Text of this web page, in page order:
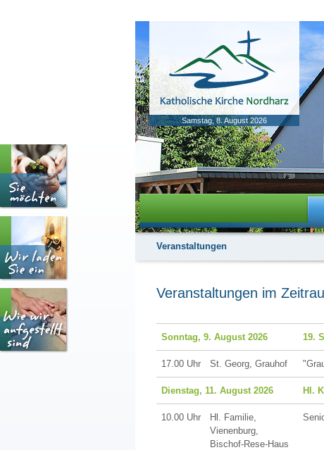
Samstag, 8. August 2026
Veranstaltungen
Veranstaltungen im
Sonntag, 9. August 2026 19.
17.00 Uhr St. Georg, Grauhof
Dienstag, 11. August 2026 Hl.
10.00 Uhr
Hl. Familie,
Vienenburg,
Bischof-Rese-Haus